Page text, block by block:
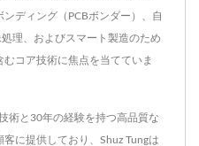
ディング（PCBボンダー）、自
理、およびスマート製造のため
コア技術に焦点を当てていま
術と30年の経験を持つ高品質な
に提供しており、Shuz Tungは